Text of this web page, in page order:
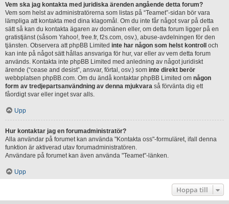
Vem ska jag kontakta med juridiska ärenden angående detta forum?
Vem som helst av administratörerna som listas på “Teamet”-sidan bör vara
lämpliga att kontakta med dina klagomål. Om du inte får något svar på detta
sätt så kan du kontakta ägaren av domänen eller, om detta forum ligger på en
gratistjänst (såsom Yahoo!, free.fr, f2s.com, osv.), abuse-avdelningen för den
tjänsten. Observera att phpBB Limited inte har någon som helst kontroll
och
kan inte på något sätt hållas ansvariga för hur, var eller av vem detta forum
används. Kontakta inte phpBB Limited med anledning av något juridiskt
ärende (“cease and desist”, ansvar, förtal, osv.) som inte direkt berör
webbplatsen phpBB.com. Om du ändå kontaktar phpBB Limited om någon
form av tredjepartsanvändning av denna mjukvara så förvänta dig ett
fåordigt svar eller inget svar alls.
Upp
Hur kontaktar jag en forumadministratör?
Alla användar på forumet kan använda "Kontakta oss"-formuläret, ifall denna
funktion är aktiverad utav forumadministratören.
Användare på forumet kan även använda "Teamet"-länken.
Upp
Hoppa till